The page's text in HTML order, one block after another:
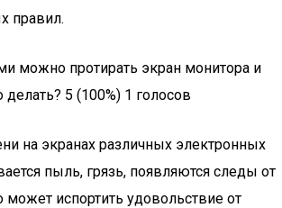
правил.
можно протирать экран монитора и
делать? 5 (100%) 1 голосов
на экранах различных электронных
пыль, грязь, появляются следы от
может испортить удовольствие от